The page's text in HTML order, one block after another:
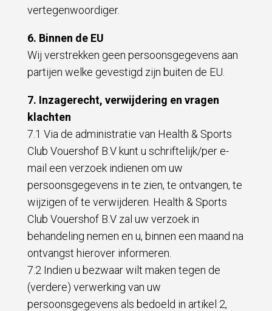
vertegenwoordiger.
6. Binnen de EU
Wij verstrekken geen persoonsgegevens aan
partijen welke gevestigd zijn buiten de EU.
7. Inzagerecht, verwijdering en vragen
klachten
7.1 Via de administratie van Health & Sports
Club Vouershof B.V kunt u schriftelijk/per e-
mail een verzoek indienen om uw
persoonsgegevens in te zien, te ontvangen, te
wijzigen of te verwijderen. Health & Sports
Club Vouershof B.V zal uw verzoek in
behandeling nemen en u, binnen een maand na
ontvangst hierover informeren.
7.2 Indien u bezwaar wilt maken tegen de
(verdere) verwerking van uw
persoonsgegevens als bedoeld in artikel 2,